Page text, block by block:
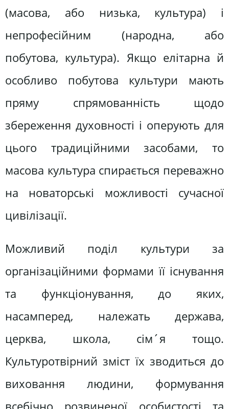
(масова, або низька, культура) і
непрофесійним (народна, або
побутова, культура). Якщо елітарна й
особливо побутова культури мають
пряму спрямованність щодо
збереження духовності і оперують для
цього традиційними засобами, то
масова культура спирається переважно
на новаторські можливості сучасної
цивілізації.
Можливий поділ культури за
організаційними формами її існування
та функціонування, до яких,
насамперед, належать держава,
церква, школа, сім´я тощо.
Культуротвірний зміст їх зводиться до
виховання людини, формування